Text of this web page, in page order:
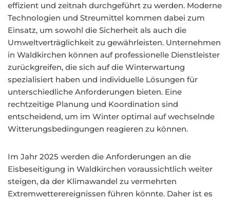
effizient und zeitnah durchgeführt zu werden. Moderne
Technologien und Streumittel kommen dabei zum
Einsatz, um sowohl die Sicherheit als auch die
Umweltverträglichkeit zu gewährleisten. Unternehmen
in Waldkirchen können auf professionelle Dienstleister
zurückgreifen, die sich auf die Winterwartung
spezialisiert haben und individuelle Lösungen für
unterschiedliche Anforderungen bieten. Eine
rechtzeitige Planung und Koordination sind
entscheidend, um im Winter optimal auf wechselnde
Witterungsbedingungen reagieren zu können.
Im Jahr 2025 werden die Anforderungen an die
Eisbeseitigung in Waldkirchen voraussichtlich weiter
steigen, da der Klimawandel zu vermehrten
Extremwetterereignissen führen könnte. Daher ist es